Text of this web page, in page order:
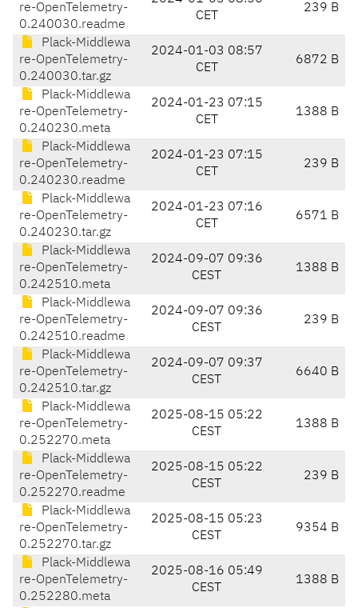
re-OpenTelemetry-
0.240030.readme
CET
239 B
Plack-Middlewa
re-OpenTelemetry-
0.240030.tar.gz
2024-01-03 08:57
CET
6872 B
Plack-Middlewa
re-OpenTelemetry-
0.240230.meta
2024-01-23 07:15
CET
1388 B
Plack-Middlewa
re-OpenTelemetry-
0.240230.readme
2024-01-23 07:15
CET
239 B
Plack-Middlewa
re-OpenTelemetry-
0.240230.tar.gz
2024-01-23 07:16
CET
6571 B
Plack-Middlewa
re-OpenTelemetry-
0.242510.meta
2024-09-07 09:36
CEST
1388 B
Plack-Middlewa
re-OpenTelemetry-
0.242510.readme
2024-09-07 09:36
CEST
239 B
Plack-Middlewa
re-OpenTelemetry-
0.242510.tar.gz
2024-09-07 09:37
CEST
6640 B
Plack-Middlewa
re-OpenTelemetry-
0.252270.meta
2025-08-15 05:22
CEST
1388 B
Plack-Middlewa
re-OpenTelemetry-
0.252270.readme
2025-08-15 05:22
CEST
239 B
Plack-Middlewa
re-OpenTelemetry-
0.252270.tar.gz
2025-08-15 05:23
CEST
9354 B
Plack-Middlewa
re-OpenTelemetry-
0.252280.meta
2025-08-16 05:49
CEST
1388 B